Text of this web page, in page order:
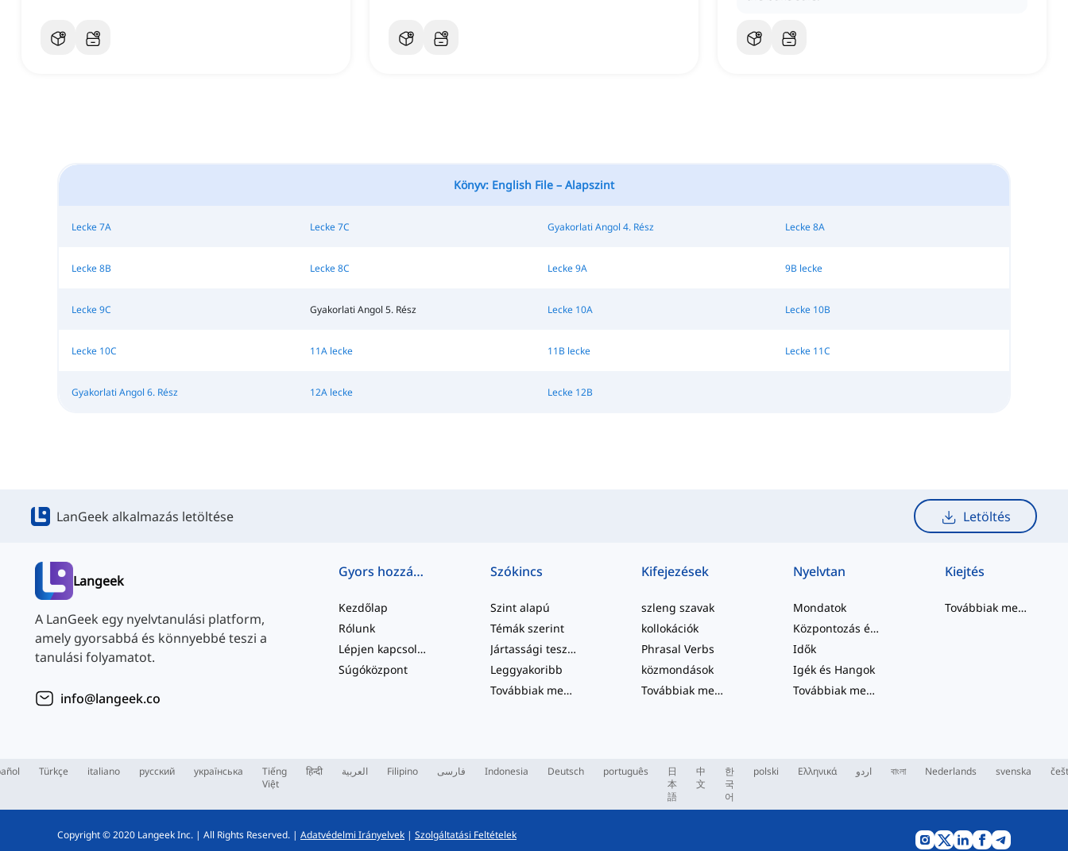
Könyv: English File – Alapszint
Lecke 7A Lecke 7C Gyakorlati Angol 4. Rész Lecke 8A
Lecke 8B Lecke 8C Lecke 9A 9B lecke
Lecke 9C Gyakorlati Angol 5. Rész Lecke 10A Lecke 10B
Lecke 10C 11A lecke 11B lecke Lecke 11C
Gyakorlati Angol 6. Rész 12A lecke Lecke 12B
LanGeek alkalmazás letöltése Letöltés
Langeek
A LanGeek egy nyelvtanulási platform,
amely gyorsabbá és könnyebbé teszi a
tanulási folyamatot.
info@langeek.co
Gyors hozzáférés
Kezdőlap
Rólunk
Lépjen kapcsolatba velünk
Súgóközpont
Szókincs
Szint alapú
Témák szerint
Jártassági tesztek
Leggyakoribb
Továbbiak megtekintése
Kifejezések
szleng szavak
kollokációk
Phrasal Verbs
közmondások
Továbbiak megtekintése
Nyelvtan
Mondatok
Központozás és Helyesírás
Idők
Igék és Hangok
Továbbiak megtekintése
Kiejtés
Továbbiak megtekintése
Türkçe italiano русский українська
Tiếng
Việt
हिन्दी العربية Filipino فارسی Indonesia Deutsch português
日
本
語
中
文
한
국
어
polski Ελληνικά اردو বাংলা Nederlands svenska
Copyright © 2020 Langeek Inc. | All Rights Reserved. | Adatvédelmi Irányelvek | Szolgáltatási Feltételek